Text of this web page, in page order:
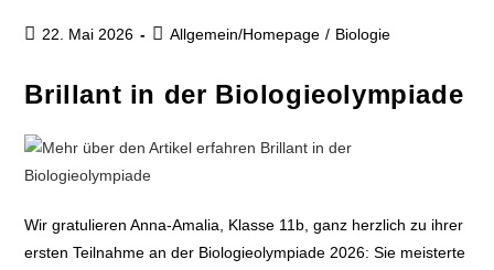
22. Mai 2026 Allgemein/Homepage / Biologie
Brillant in der Biologieolympiade
Wir gratulieren Anna-Amalia, Klasse 11b, ganz herzlich zu ihrer
ersten Teilnahme an der Biologieolympiade 2026: Sie meisterte